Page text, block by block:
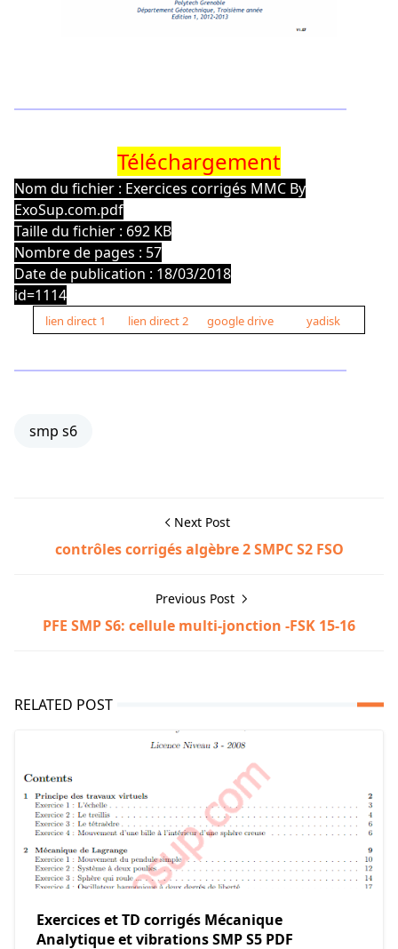
Téléchargement
Nom du fichier : Exercices corrigés MMC By
ExoSup.com.pdf
Taille du fichier : 692 KB
Nombre de pages : 57
Date de publication : 18/03/2018
id=1114
lien direct 1 lien direct 2 google drive yadisk
smp s6
Next Post
contrôles corrigés algèbre 2 SMPC S2 FSO
Previous Post
PFE SMP S6: cellule multi-jonction -FSK 15-16
RELATED POST
Exercices et TD corrigés Mécanique
Analytique et vibrations SMP S5 PDF